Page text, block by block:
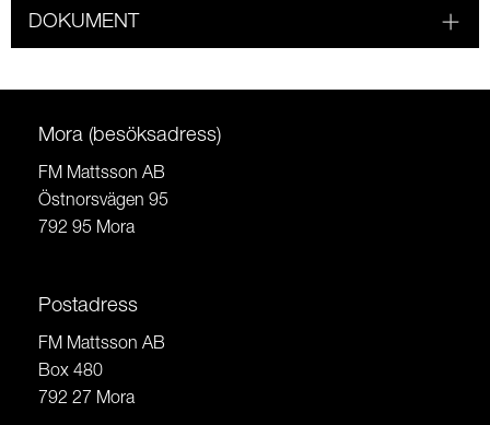
DOKUMENT
Mora (besöksadress)
FM Mattsson AB
Östnorsvägen 95
792 95 Mora
Postadress
FM Mattsson AB
Box 480
792 27 Mora